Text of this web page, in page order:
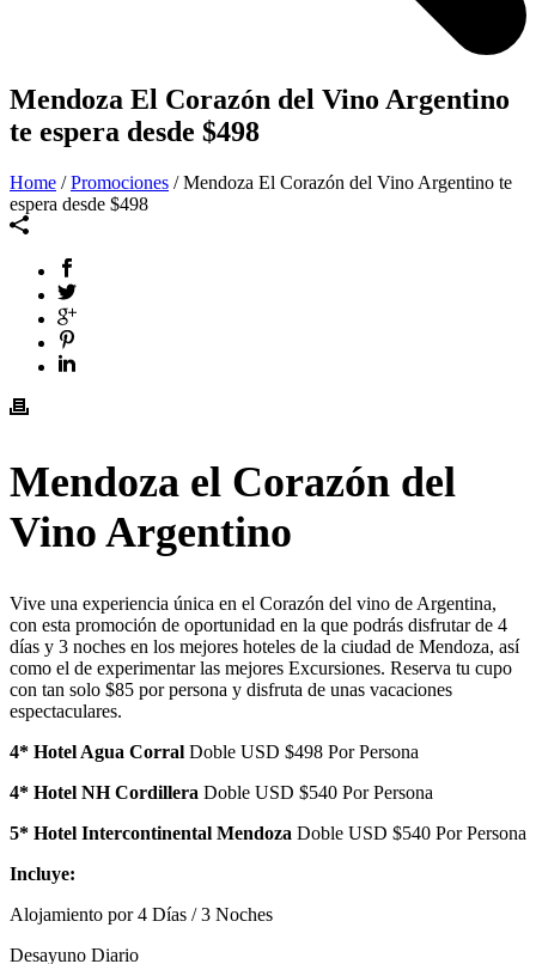
Mendoza El Corazón del Vino Argentino
te espera desde $498
Home /Promociones / Mendoza El Corazón del Vino Argentino te
espera desde $498
Mendoza el Corazón del
Vino Argentino
Vive una experiencia única en el Corazón del vino de Argentina,
con esta promoción de oportunidad en la que podrás disfrutar de 4
días y 3 noches en los mejores hoteles de la ciudad de Mendoza, así
como el de experimentar las mejores Excursiones. Reserva tu cupo
con tan solo $85 por persona y disfruta de unas vacaciones
espectaculares.
4* Hotel Agua Corral Doble USD $498 Por Persona
4* Hotel NH Cordillera Doble USD $540 Por Persona
5* Hotel Intercontinental Mendoza Doble USD $540 Por Persona
Incluye:
Alojamiento por 4 Días / 3 Noches
Desayuno Diario